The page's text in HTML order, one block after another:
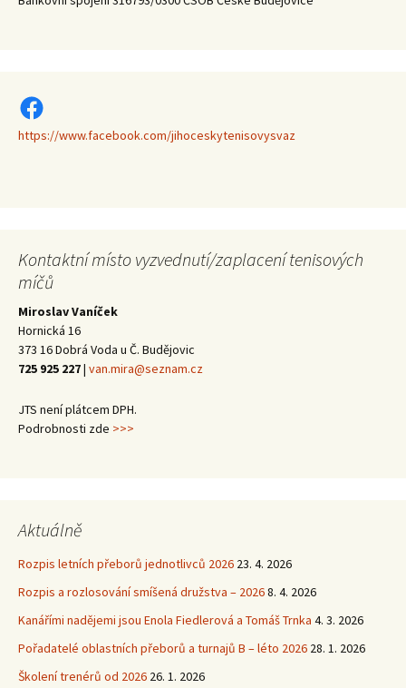
https://www.facebook.com/jihoceskytenisovysvaz
https://www.facebook.com/jihoceskytenisovysvaz
Kontaktní místo vyzvednutí/zaplacení tenisových
míčů
Miroslav Vaníček
Hornická 16
373 16 Dobrá Voda u Č. Budějovic
725 925 227| van.mira@seznam.cz
JTS není plátcem DPH.
Podrobnosti zde >>>
Aktuálně
Rozpis letních přeborů jednotlivců 2026 23. 4. 2026
Rozpis a rozlosování smíšená družstva – 20268. 4. 2026
Kanářími nadějemi jsou Enola Fiedlerová a Tomáš Trnka 4. 3. 2026
Pořadatelé oblastních přeborů a turnajů B – léto 2026 28. 1. 2026
Školení trenérů od 2026 26. 1. 2026